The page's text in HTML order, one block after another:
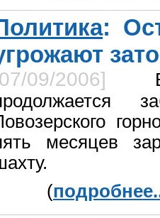
:
09/2006]
месяцев
(